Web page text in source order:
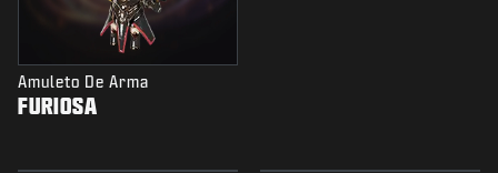
Amuleto De Arma
FURIOSA